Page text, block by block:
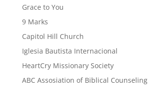
Grace to You
9 Marks
Capitol Hill Church
Iglesia Bautista Internacional
HeartCry Missionary Society
ABC Assosiation of Biblical Counseling